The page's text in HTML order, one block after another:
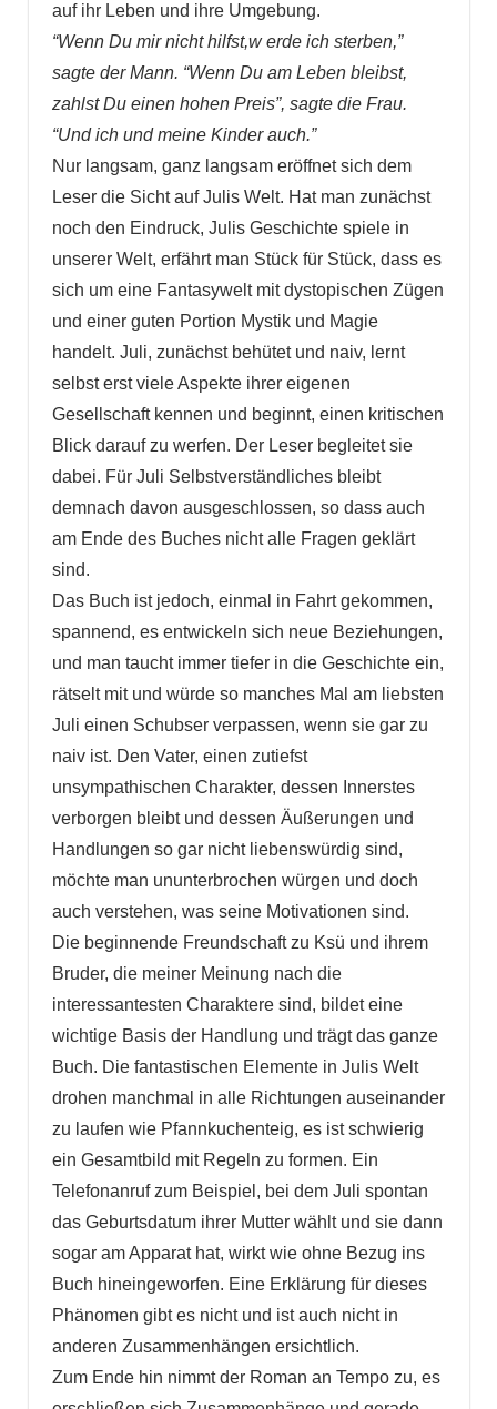
auf ihr Leben und ihre Umgebung.
“Wenn Du mir nicht hilfst,w erde ich sterben,”
sagte der Mann. “Wenn Du am Leben bleibst,
zahlst Du einen hohen Preis”, sagte die Frau.
“Und ich und meine Kinder auch.”
Nur langsam, ganz langsam eröffnet sich dem
Leser die Sicht auf Julis Welt. Hat man zunächst
noch den Eindruck, Julis Geschichte spiele in
unserer Welt, erfährt man Stück für Stück, dass es
sich um eine Fantasywelt mit dystopischen Zügen
und einer guten Portion Mystik und Magie
handelt. Juli, zunächst behütet und naiv, lernt
selbst erst viele Aspekte ihrer eigenen
Gesellschaft kennen und beginnt, einen kritischen
Blick darauf zu werfen. Der Leser begleitet sie
dabei. Für Juli Selbstverständliches bleibt
demnach davon ausgeschlossen, so dass auch
am Ende des Buches nicht alle Fragen geklärt
sind.
Das Buch ist jedoch, einmal in Fahrt gekommen,
spannend, es entwickeln sich neue Beziehungen,
und man taucht immer tiefer in die Geschichte ein,
rätselt mit und würde so manches Mal am liebsten
Juli einen Schubser verpassen, wenn sie gar zu
naiv ist. Den Vater, einen zutiefst
unsympathischen Charakter, dessen Innerstes
verborgen bleibt und dessen Äußerungen und
Handlungen so gar nicht liebenswürdig sind,
möchte man ununterbrochen würgen und doch
auch verstehen, was seine Motivationen sind.
Die beginnende Freundschaft zu Ksü und ihrem
Bruder, die meiner Meinung nach die
interessantesten Charaktere sind, bildet eine
wichtige Basis der Handlung und trägt das ganze
Buch. Die fantastischen Elemente in Julis Welt
drohen manchmal in alle Richtungen auseinander
zu laufen wie Pfannkuchenteig, es ist schwierig
ein Gesamtbild mit Regeln zu formen. Ein
Telefonanruf zum Beispiel, bei dem Juli spontan
das Geburtsdatum ihrer Mutter wählt und sie dann
sogar am Apparat hat, wirkt wie ohne Bezug ins
Buch hineingeworfen. Eine Erklärung für dieses
Phänomen gibt es nicht und ist auch nicht in
anderen Zusammenhängen ersichtlich.
Zum Ende hin nimmt der Roman an Tempo zu, es